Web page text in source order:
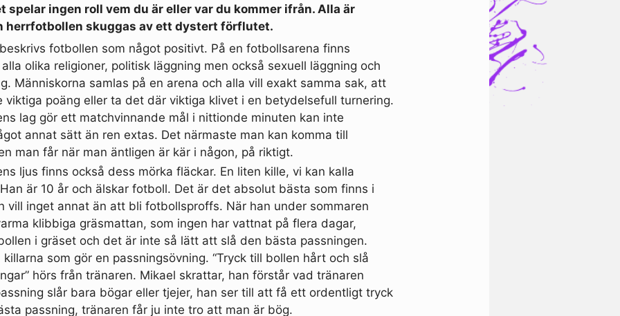
spelar ingen roll vem du är eller var du kommer ifrån. Alla är
herrfotbollen skuggas av ett dystert förflutet.
fotbollen som något positivt. På en fotbollsarena finns
olika religioner, politisk läggning men också sexuell läggning och
Människorna samlas på en arena och alla vill exakt samma sak, att
viktiga poäng eller ta det där viktiga klivet i en betydelsefull turnering.
lag gör ett matchvinnande mål i nittionde minuten kan inte
annat sätt än ren extas. Det närmaste man kan komma till
man får när man äntligen är kär i någon, på riktigt.
ljus finns också dess mörka fläckar. En liten kille, vi kan kalla
är 10 år och älskar fotboll. Det är det absolut bästa som finns i
vill inget annat än att bli fotbollsproffs. När han under sommaren
klibbiga gräsmattan, som ingen har vattnat på flera dagar,
i gräset och det är inte så lätt att slå den bästa passningen.
killarna som gör en passningsövning. “Tryck till bollen hårt och slå
hörs från tränaren. Mikael skrattar, han förstår vad tränaren
slår bara bögar eller tjejer, han ser till att få ett ordentligt tryck
passning, tränaren får ju inte tro att man är bög.